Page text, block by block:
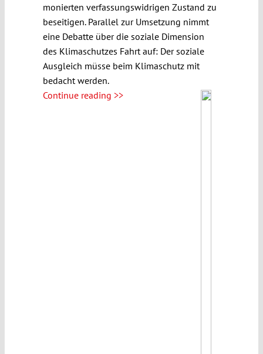
monierten verfassungswidrigen Zustand zu
beseitigen. Parallel zur Umsetzung nimmt
eine Debatte über die soziale Dimension
des Klimaschutzes Fahrt auf: Der soziale
Ausgleich müsse beim Klimaschutz mit
bedacht werden.
Continue reading >>